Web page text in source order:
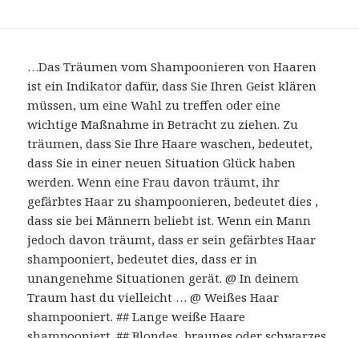
…Das Träumen vom Shampoonieren von Haaren
ist ein Indikator dafür, dass Sie Ihren Geist klären
müssen, um eine Wahl zu treffen oder eine
wichtige Maßnahme in Betracht zu ziehen. Zu
träumen, dass Sie Ihre Haare waschen, bedeutet,
dass Sie in einer neuen Situation Glück haben
werden. Wenn eine Frau davon träumt, ihr
gefärbtes Haar zu shampoonieren, bedeutet dies ,
dass sie bei Männern beliebt ist. Wenn ein Mann
jedoch davon träumt, dass er sein gefärbtes Haar
shampooniert, bedeutet dies, dass er in
unangenehme Situationen gerät. @ In deinem
Traum hast du vielleicht … @ Weißes Haar
shampooniert. ## Lange weiße Haare